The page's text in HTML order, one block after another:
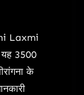
Laxmi
यह 3500
के